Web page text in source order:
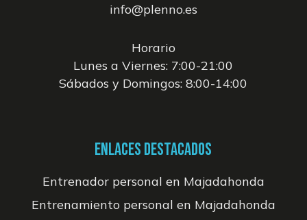
info@plenno.es
Horario
Lunes a Viernes: 7:00-21:00
Sábados y Domingos: 8:00-14:00
ENLACES DESTACADOS
Entrenador personal en Majadahonda
Entrenamiento personal en Majadahonda